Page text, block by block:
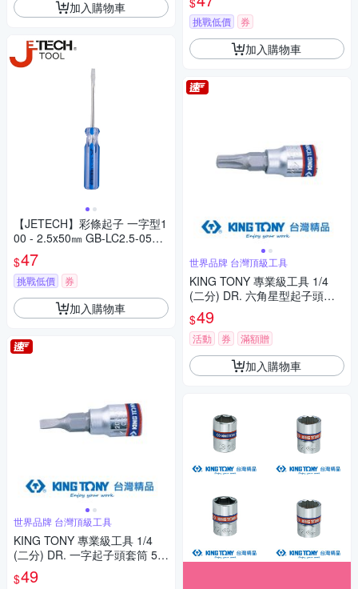
加入購物車
【JETECH】彩條起子 一字型1
00 - 2.5x50㎜ GB-LC2.5-050
(-)
$47
挑戰低價 券
加入購物車
世界品牌 台灣頂級工具
KING TONY 專業級工具 1/4
(二分) DR. 一字起子頭套筒 5.5
mm (203255)
$49
挑戰低價 券
加入購物車
世界品牌 台灣頂級工具
KING TONY 專業級工具 1/4
(二分) DR. 六角星型起子頭套
筒 T30 (203330)
$49
活動 券 滿額贈
加入購物車